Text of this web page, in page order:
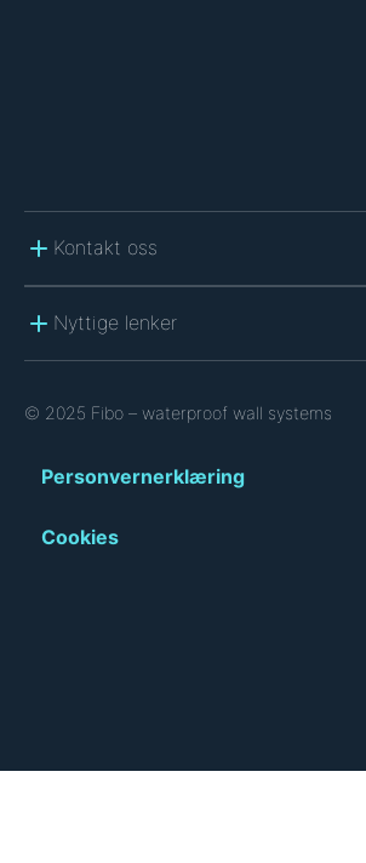
Kontakt oss
Nyttige lenker
© 2025 Fibo – waterproof wall systems
Personvernerklæring
Cookies